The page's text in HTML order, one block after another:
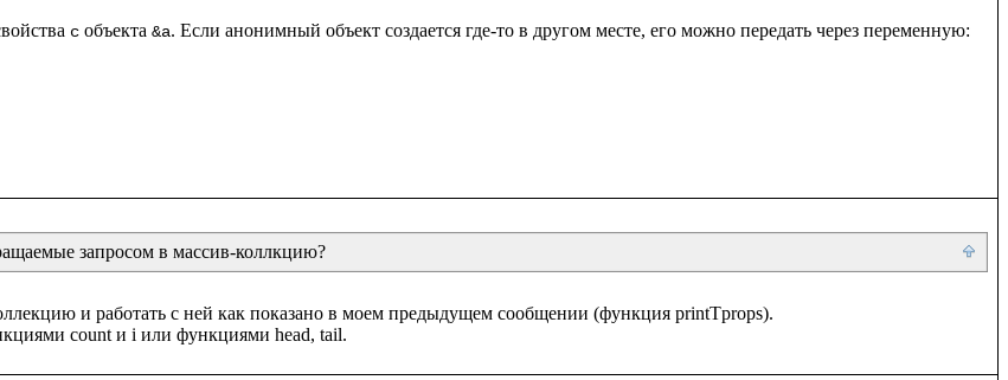
c объекта &a. Если анонимный объект создается где-то в другом месте, его можно передать через переменную:
запросом в массив-коллкцию?
и работать с ней как показано в моем предыдущем сообщении (функция printTprops).